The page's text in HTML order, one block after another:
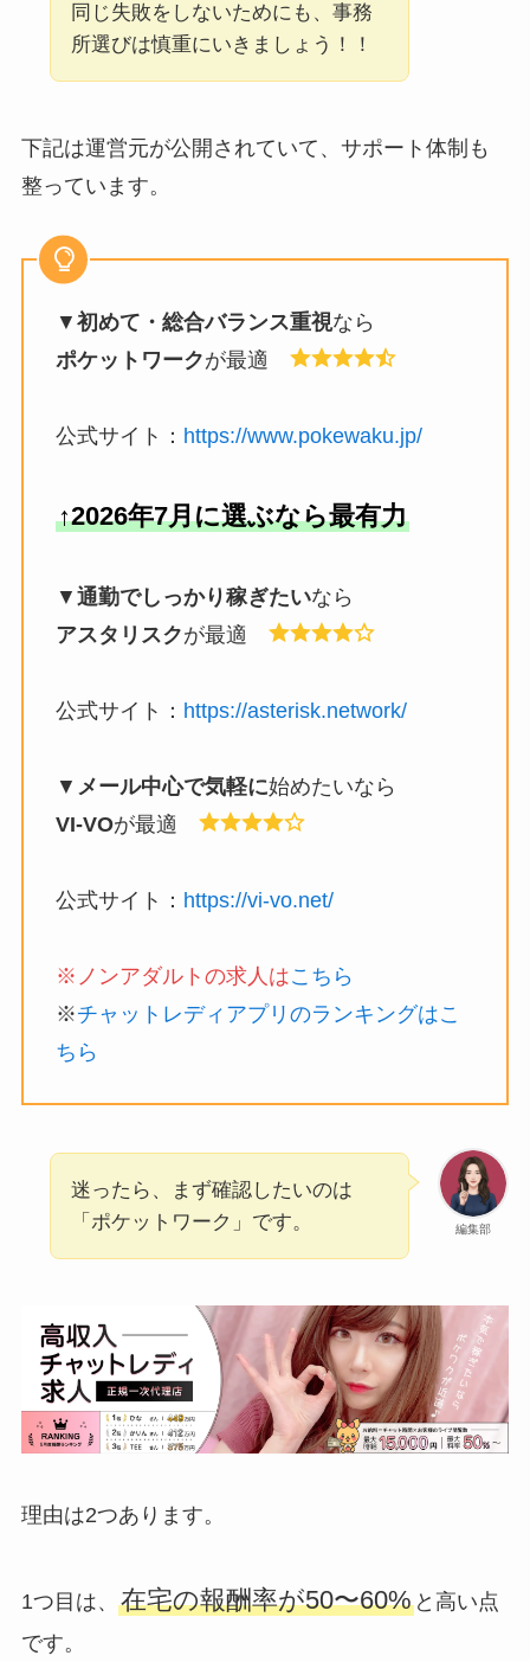
同じ失敗をしないためにも、事務
所選びは慎重にいきましょう！！
下記は運営元が公開されていて、サポート体制も
整っています。
▼ 初めて・総合バランス重視なら
ポケットワークが最適
公式サイト： https://www.pokewaku.jp/
↑2026年7月に選ぶなら最有力
▼ 通勤でしっかり稼ぎたいなら
アスタリスクが最適
公式サイト： https://asterisk.network/
▼ メール中心で気軽に始めたいなら
VI-VOが最適
公式サイト： https://vi-vo.net/
※ノンアダルトの求人はこちら
※チャットレディアプリのランキングはこ
ちら
編集部
迷ったら、まず確認したいのは
「ポケットワーク」です。
理由は2つあります。
1つ目は、 在宅の報酬率が50〜60%と高い点
です。